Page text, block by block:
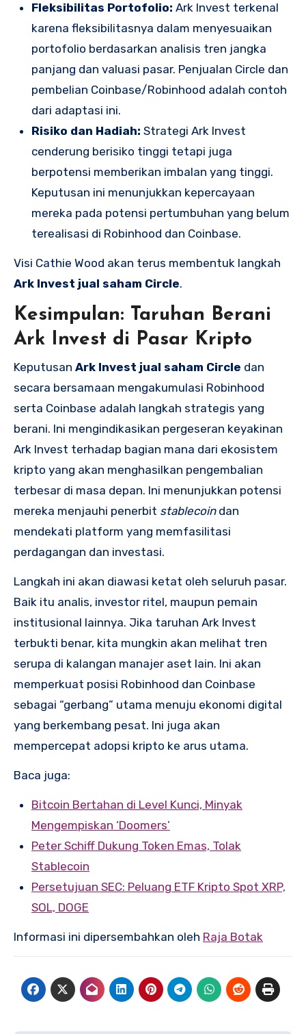
Fleksibilitas Portofolio: Ark Invest terkenal
karena fleksibilitasnya dalam menyesuaikan
portofolio berdasarkan analisis tren jangka
panjang dan valuasi pasar. Penjualan Circle dan
pembelian Coinbase/Robinhood adalah contoh
dari adaptasi ini.
Risiko dan Hadiah: Strategi Ark Invest
cenderung berisiko tinggi tetapi juga
berpotensi memberikan imbalan yang tinggi.
Keputusan ini menunjukkan kepercayaan
mereka pada potensi pertumbuhan yang belum
terealisasi di Robinhood dan Coinbase.
Visi Cathie Wood akan terus membentuk langkah
Ark Invest jual saham Circle.
Kesimpulan: Taruhan Berani
Ark Invest di Pasar Kripto
Keputusan Ark Invest jual saham Circle dan
secara bersamaan mengakumulasi Robinhood
serta Coinbase adalah langkah strategis yang
berani. Ini mengindikasikan pergeseran keyakinan
Ark Invest terhadap bagian mana dari ekosistem
kripto yang akan menghasilkan pengembalian
terbesar di masa depan. Ini menunjukkan potensi
mereka menjauhi penerbit stablecoindan
mendekati platform yang memfasilitasi
perdagangan dan investasi.
Langkah ini akan diawasi ketat oleh seluruh pasar.
Baik itu analis, investor ritel, maupun pemain
institusional lainnya. Jika taruhan Ark Invest
terbukti benar, kita mungkin akan melihat tren
serupa di kalangan manajer aset lain. Ini akan
memperkuat posisi Robinhood dan Coinbase
sebagai “gerbang” utama menuju ekonomi digital
yang berkembang pesat. Ini juga akan
mempercepat adopsi kripto ke arus utama.
Baca juga:
Bitcoin Bertahan di Level Kunci, Minyak
Mengempiskan ‘Doomers’
Peter Schiff Dukung Token Emas, Tolak
Stablecoin
Persetujuan SEC: Peluang ETF Kripto Spot XRP,
SOL, DOGE
Informasi ini dipersembahkan oleh Raja Botak